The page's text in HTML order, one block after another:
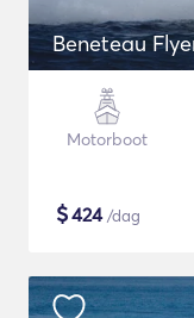
Beneteau
Motorboot
$424/dag